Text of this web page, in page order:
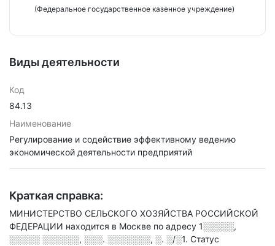
(Федеральное государственное казенное учреждение)
Виды деятельности
Код
84.13
Наименование
Регулирование и содействие эффективному ведению
экономической деятельности предприятий
Краткая справка:
МИНИСТЕРСТВО СЕЛЬСКОГО ХОЗЯЙСТВА РОССИЙСКОЙ
ФЕДЕРАЦИИ находится в Москве по адресу 1░░░░░,
░░░░░ ░░░░░░, ░░░. ░░░░░░░, ░. ░/░1. Статус